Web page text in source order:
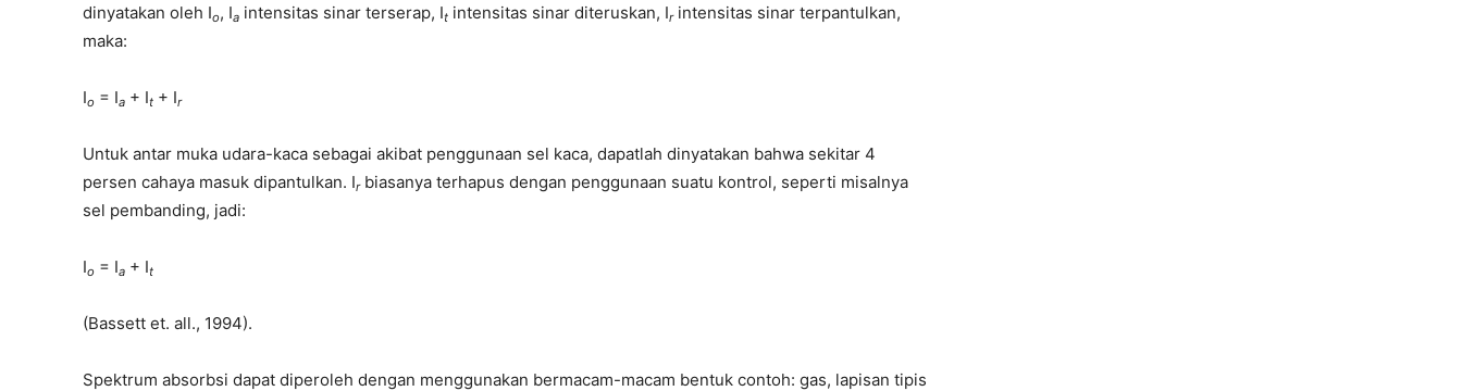
dinyatakan oleh Io, Ia intensitas sinar terserap, It intensitas sinar diteruskan, Ir intensitas sinar terpantulkan,
maka:
Io = Ia + It + Ir
Untuk antar muka udara-kaca sebagai akibat penggunaan sel kaca, dapatlah dinyatakan bahwa sekitar 4
persen cahaya masuk dipantulkan. Irbiasanya terhapus dengan penggunaan suatu kontrol, seperti misalnya
sel pembanding, jadi:
Io = Ia + It
(Bassett et. all., 1994).
Spektrum absorbsi dapat diperoleh dengan menggunakan bermacam-macam bentuk contoh: gas, lapisan tipis